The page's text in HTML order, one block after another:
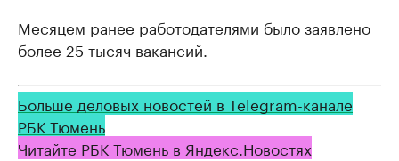
Месяцем ранее работодателями было заявлено
более 25 тысяч вакансий.
Больше деловых новостей в Telegram-канале
РБК Тюмень
Читайте РБК Тюмень в Яндекс.Новостях